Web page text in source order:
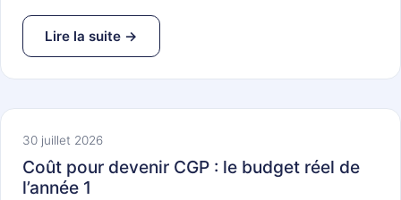
Lire la suite →
30 juillet 2026
Coût pour devenir CGP : le budget réel de
l’année 1